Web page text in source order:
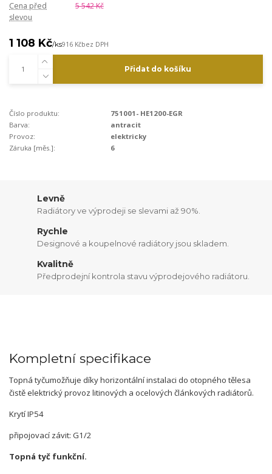
Cena před
slevou
5 542 Kč
1 108 Kč/ks916 Kčbez DPH
Přidat do košíku
Číslo produktu:
751001- HE1200-EGR
Barva:
antracit
Provoz:
elektricky
Záruka [měs.]:
6
Levně
Radiátory ve výprodeji se slevami až 90%.
Rychle
Designové a koupelnové radiátory jsou skladem.
Kvalitně
Předprodejní kontrola stavu výprodejového radiátoru.
Kompletní specifikace
Topná tyčumožňuje díky horizontální instalaci do otopného tělesa
čistě elektrický provoz litinových a ocelových článkových radiátorů.
Krytí IP54
připojovací závit: G1/2
Topná tyč funkční.